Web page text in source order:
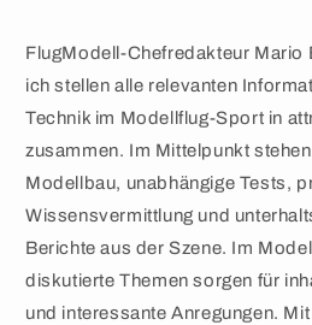
FlugModell-Chefredakteur Mario
ich stellen alle relevanten
Technik im Modellflug-Sport in
zusammen. Im Mittelpunkt
Modellbau, unabhängige Tests,
Wissensvermittlung und
Berichte aus der Szene. Im
diskutierte Themen sorgen für
und interessante Anregungen.